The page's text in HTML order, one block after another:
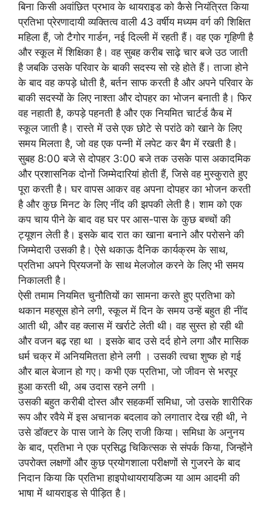
बिना किसी अवांछित प्रभाव के थायराइड को कैसे नियंत्रित किया
प्रतिभा प्रेरणादायी व्यक्तित्व वाली 43 वर्षीय मध्यम वर्ग की शिक्षित
महिला हैं, जो टैगोर गार्डन, नई दिल्ली में रहती हैं। वह एक गृहिणी है
और स्कूल में शिक्षिका है। वह सुबह करीब साढ़े चार बजे उठ जाती
है जबकि उसके परिवार के बाकी सदस्य सो रहे होते हैं। ताजा होने
के बाद वह कपड़े धोती है, बर्तन साफ करती है और अपने परिवार के
बाकी सदस्यों के लिए नाश्ता और दोपहर का भोजन बनाती है। फिर
वह नहाती है, कपड़े पहनती है और एक नियमित चार्टर्ड कैब में
स्कूल जाती है। रास्ते में उसे एक छोटे से परांठे को खाने के लिए
समय मिलता है, जो वह एक पन्नी में लपेट कर बैग में रखती है।
सुबह 8:00 बजे से दोपहर 3:00 बजे तक उसके पास अकादमिक
और प्रशासनिक दोनों जिम्मेदारियां होती हैं, जिसे वह मुस्कुराते हुए
पूरा करती है। घर वापस आकर वह अपना दोपहर का भोजन करती
है और कुछ मिनट के लिए नींद की झपकी लेती है। शाम को एक
कप चाय पीने के बाद वह घर पर आस-पास के कुछ बच्चों की
ट्यूशन लेती है। इसके बाद रात का खाना बनाने और परोसने की
जिम्मेदारी उसकी है। ऐसे थकाऊ दैनिक कार्यक्रम के साथ,
प्रतिभा अपने प्रियजनों के साथ मेलजोल करने के लिए भी समय
निकालती है।
ऐसी तमाम नियमित चुनौतियों का सामना करते हुए प्रतिभा को
थकान महसूस होने लगी, स्कूल में दिन के समय उन्हें बहुत ही नींद
आती थी, और वह क्लास में खर्राटे लेती थी। वह सुस्त हो रही थी
और वजन बढ़ रहा था । इसके बाद उसे दर्द होने लगा और मासिक
धर्म चक्र में अनियमितता होने लगी । उसकी त्वचा शुष्क हो गई
और बाल बेजान हो गए। कभी एक प्रतिभा, जो जीवन से भरपूर
हुआ करती थी, अब उदास रहने लगी ।
उसकी बहुत करीबी दोस्त और सहकर्मी समिधा, जो उसके शारीरिक
रूप और रवैये में इस अचानक बदलाव को लगातार देख रही थी, ने
उसे डॉक्टर के पास जाने के लिए राजी किया। समिधा के अनुनय
के बाद, प्रतिभा ने एक प्रसिद्ध चिकित्सक से संपर्क किया, जिन्होंने
उपरोक्त लक्षणों और कुछ प्रयोगशाला परीक्षणों से गुजरने के बाद
निदान किया कि प्रतिभा हाइपोथायरायडिज्म या आम आदमी की
भाषा में थायराइड से पीड़ित है।